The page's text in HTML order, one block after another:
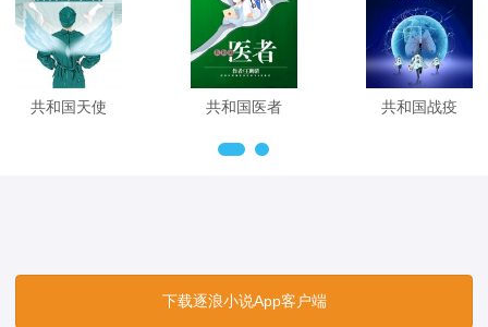
共和国天使 共和国医者 共和国战疫
下载逐浪小说App客户端